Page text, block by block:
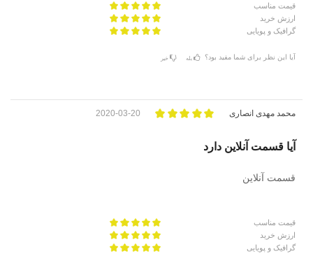
قیمت مناسب
ارزش خرید
گرافیک و پویایی
آیا این نظر برای شما مفید بود؟ بله خیر
محمد مهدی انصاری 2020-03-20
آیا قسمت آنلاین دارد
قسمت آنلاین
قیمت مناسب
ارزش خرید
گرافیک و پویایی